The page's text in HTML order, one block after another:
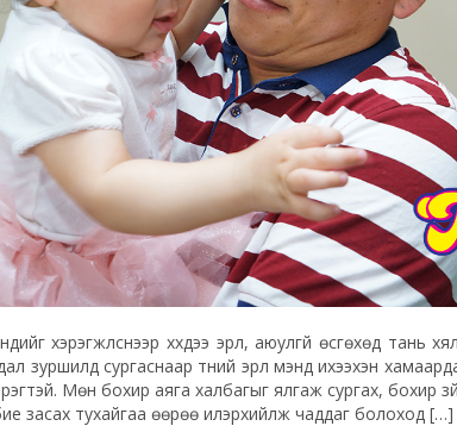
хэрэгжүүлснээр хүүхдээ эрүүл, аюулгүй өсгөхөд
зуршилд сургаснаар түүний эрүүл мэнд ихээхэн
Мөн бохир аяга халбагыг ялгаж сургах, бохир
бие засах тухайгаа өөрөө илэрхийлж чаддаг болоход […]